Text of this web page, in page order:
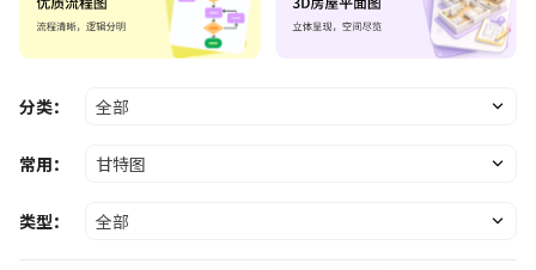
分类： 全部
常用： 甘特图
类型： 全部